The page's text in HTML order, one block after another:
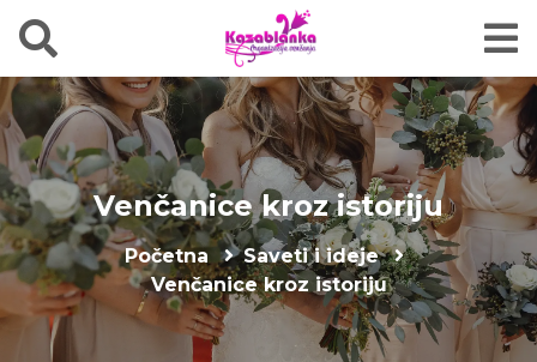
Venčanice kroz istoriju
Početna
Saveti i ideje
Venčanice kroz istoriju